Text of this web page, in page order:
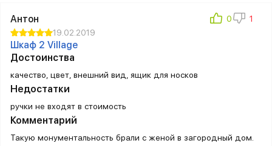
Антон
19.02.2019
Шкаф 2 Village
Достоинства
качество, цвет, внешний вид, ящик для носков
Недостатки
ручки не входят в стоимость
Комментарий
Такую монументальность брали с женой в загородный дом.